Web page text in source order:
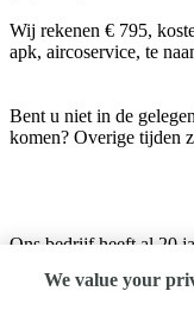
Wij rekenen € 795,
apk, aircoservice, te
Bent u niet in de
komen? Overige tijden
Ons bedrijf heeft al 20
scherpste prijs.
We value your